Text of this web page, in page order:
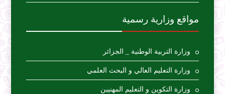
مواقع وزارية رسمية
وزارة التربية الوطنية _ الجزائر
وزارة التعليم العالي و البحث العلمي
وزارة التكوين و التعليم المهنيين